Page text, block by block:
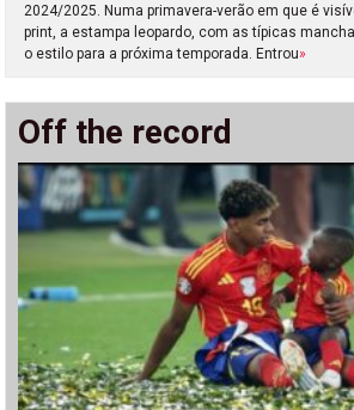
2024/2025. Numa primavera-verão em que é
print, a estampa leopardo, com as típicas
o estilo para a próxima temporada. Entrou»
Off the record